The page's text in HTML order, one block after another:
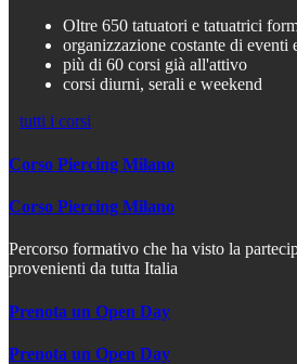
Oltre 650 tatuatori e tatuatrici
organizzazione costante di eventi
più di 60 corsi già all'attivo
corsi diurni, serali e weekend
tutti i corsi
Corso Piercing Milano
Corso Piercing Milano
Percorso formativo che ha visto la
provenienti da tutta Italia
Prenota un Open Day
Prenota un Open Day